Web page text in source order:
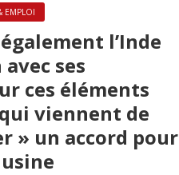
EMPLOI
l’Inde
ses
ces éléments
viennent de
» un accord pour